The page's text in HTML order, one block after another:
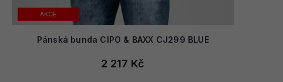
AKCE
Pánská bunda CIPO & BAXX CJ299 BLUE
2 217 Kč